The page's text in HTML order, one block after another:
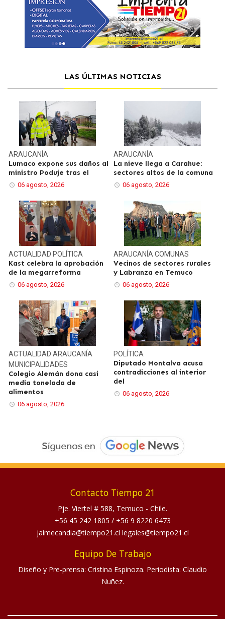
LAS ÚLTIMAS NOTICIAS
ARAUCANÍA
Lumaco expone sus daños al
ministro Poduje tras el
06 agosto, 2026
ARAUCANÍA
La nieve llega a Carahue:
sectores altos de la comuna
06 agosto, 2026
ACTUALIDADPOLÍTICA
Kast celebra la aprobación
de la megarreforma
06 agosto, 2026
ARAUCANÍA COMUNAS
Vecinos de sectores rurales
y Labranza en Temuco
06 agosto, 2026
ACTUALIDADARAUCANÍA
MUNICIPALIDADES
Colegio Alemán dona casi
media tonelada de
alimentos
06 agosto, 2026
POLÍTICA
Diputado Montalva acusa
contradicciones al interior
del
06 agosto, 2026
Contacto Tiempo 21
Pje. Viertel # 588, Temuco - Chile.
+56 45 242 1805 / +56 9 8220 6473
jaimecandia@tiempo21.cl legales@tiempo21.cl
Equipo De Trabajo
Diseño y Pre-prensa: Cristina Espinoza. Periodista: Claudio
Nuñez.